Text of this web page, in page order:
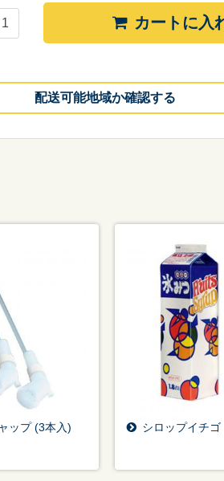
カートに入
配送可能地域か確認する
ップ (3本入) シロップイチゴ